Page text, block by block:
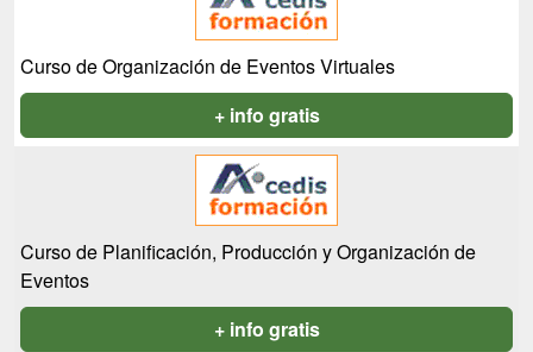
Curso de Organización de Eventos Virtuales
+ info gratis
Curso de Planificación, Producción y Organización de
Eventos
+ info gratis